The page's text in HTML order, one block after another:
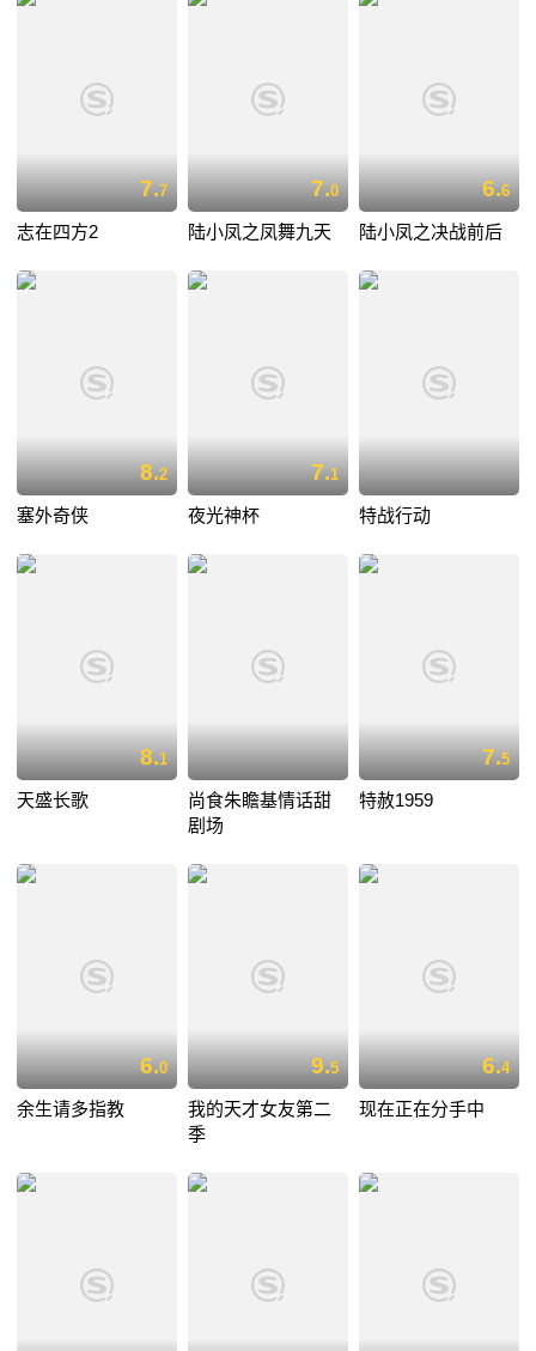
7.7
志在四方2
7.0
陆小凤之凤舞九天
6.6
陆小凤之决战前后
8.2
塞外奇侠
7.1
夜光神杯 特战行动
8.1
天盛长歌
尚食朱瞻基情话甜
剧场
7.5
特赦1959
6.0
余生请多指教
9.5
我的天才女友第二
季
6.4
现在正在分手中